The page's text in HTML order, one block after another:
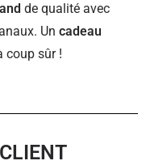
de qualité avec
Un cadeau
coup sûr !